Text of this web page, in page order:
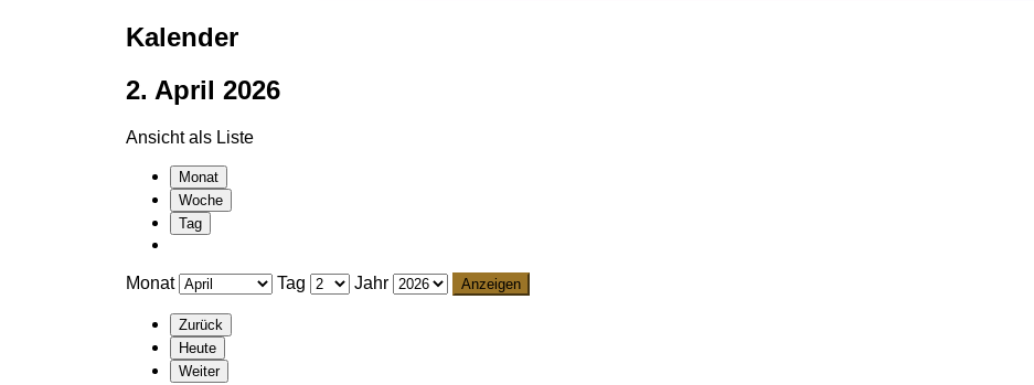
Kalender
2. April 2026
Ansicht als Liste
Monat
Woche
Tag
Monat Tag Jahr
Zurück
Heute
Weiter